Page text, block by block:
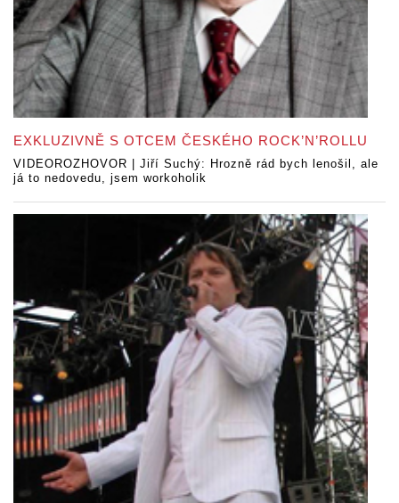
EXKLUZIVNĚ S OTCEM ČESKÉHO ROCK’N’ROLLU
VIDEOROZHOVOR | Jiří Suchý: Hrozně rád bych lenošil, ale
já to nedovedu, jsem workoholik